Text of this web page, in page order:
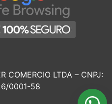
COMERCIO LTDA – CNPJ:
0001-58